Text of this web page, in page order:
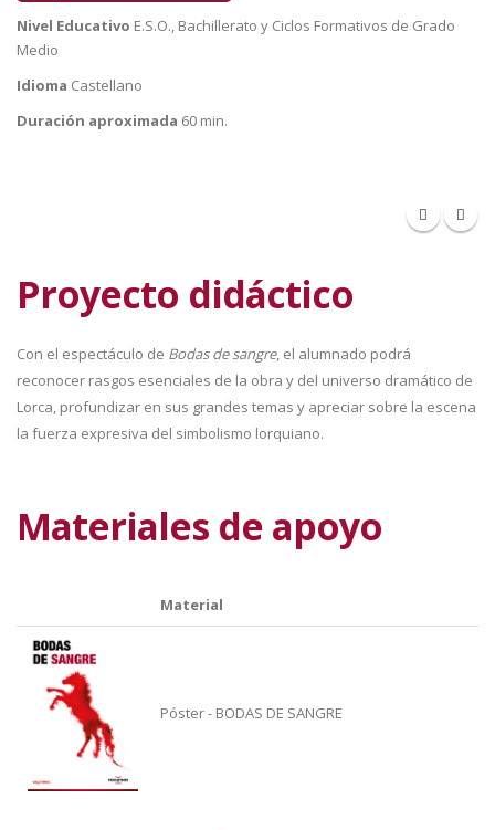
Nivel Educativo E.S.O., Bachillerato y Ciclos Formativos de Grado
Medio
Idioma Castellano
Duración aproximada 60 min.
Proyecto didáctico
Con el espectáculo de Bodas de sangre, el alumnado podrá
reconocer rasgos esenciales de la obra y del universo dramático de
Lorca, profundizar en sus grandes temas y apreciar sobre la escena
la fuerza expresiva del simbolismo lorquiano.
Materiales de apoyo
Material
Póster - BODAS DE SANGRE